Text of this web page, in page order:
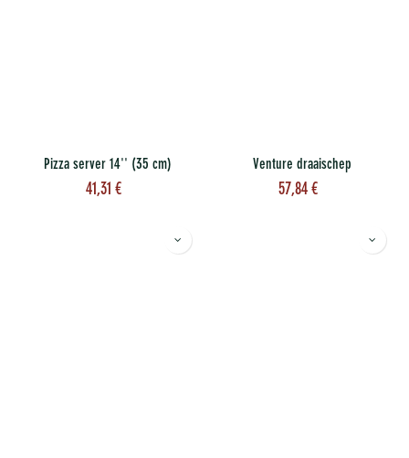
Pizza server 14'' (35 cm)
41,31 €
Venture draaischep
57,84 €